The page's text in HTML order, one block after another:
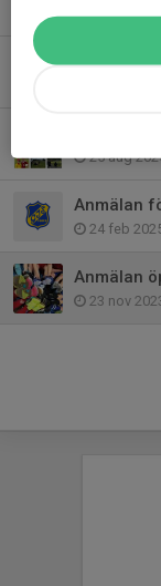
Anmälan
25 aug
Anmälan
24 feb
Anmälan
23 nov